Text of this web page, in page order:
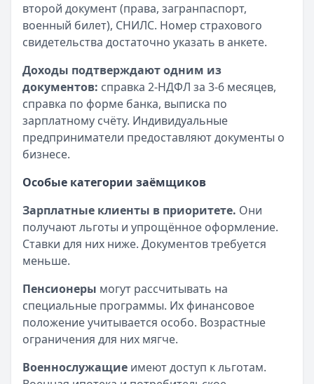
второй документ (права, загранпаспорт,
военный билет), СНИЛС. Номер страхового
свидетельства достаточно указать в анкете.
Доходы подтверждают одним из
документов: справка 2-НДФЛ за 3-6 месяцев,
справка по форме банка, выписка по
зарплатному счёту. Индивидуальные
предприниматели предоставляют документы о
бизнесе.
Особые категории заёмщиков
Зарплатные клиенты в приоритете. Они
получают льготы и упрощённое оформление.
Ставки для них ниже. Документов требуется
меньше.
Пенсионеры могут рассчитывать на
специальные программы. Их финансовое
положение учитывается особо. Возрастные
ограничения для них мягче.
Военнослужащие имеют доступ к льготам.